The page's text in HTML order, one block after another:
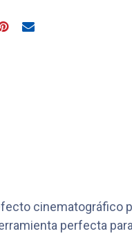
cinematográfico
perfecta